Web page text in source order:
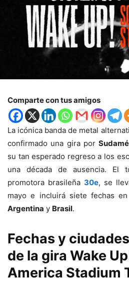
Comparte con tus amigos
La icónica banda de metal
confirmado una gira por
su tan esperado regreso a los
una década de ausencia. El
promotora brasileña 30e, se
mayo e incluirá siete fechas en
Argentina y Brasil.
Fechas y
de la gira Wake
America Stadium